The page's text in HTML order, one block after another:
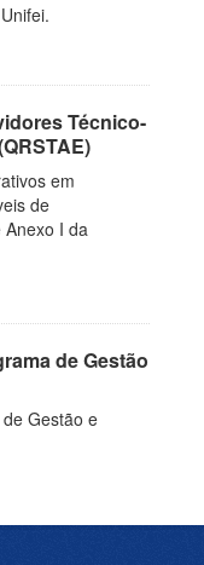
Técnico-
em
de
Anexo I da
de Gestão
Gestão e